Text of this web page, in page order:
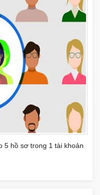
5 hồ sơ trong 1 tài khoản